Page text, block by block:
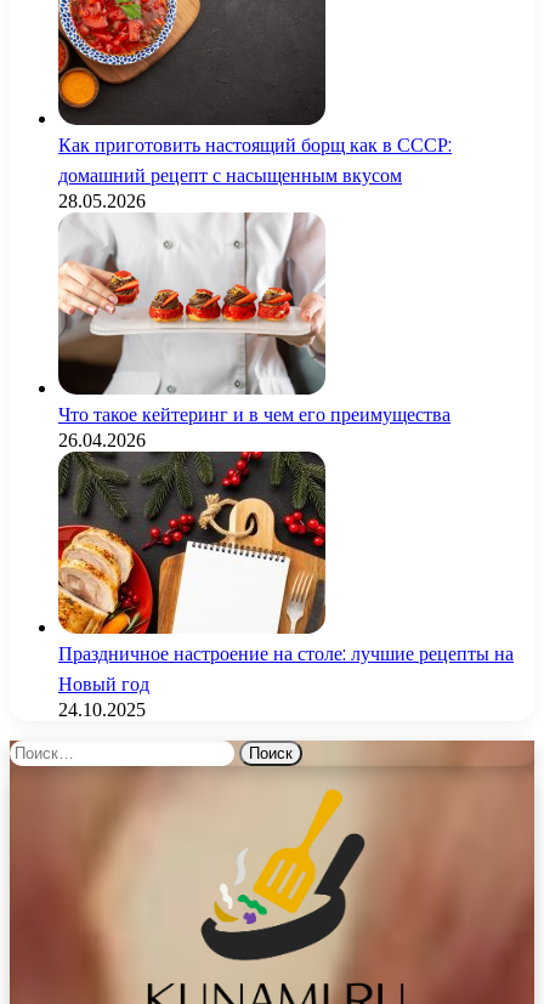
Как приготовить настоящий борщ как в СССР:
домашний рецепт с насыщенным вкусом
28.05.2026
Что такое кейтеринг и в чем его преимущества
26.04.2026
Праздничное настроение на столе: лучшие рецепты на
Новый год
24.10.2025
Найти: